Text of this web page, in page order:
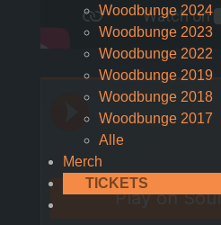
Woodbunge 2024
Woodbunge 2023
Woodbunge 2022
Woodbunge 2019
Woodbunge 2018
Woodbunge 2017
Alle
Merch
TICKETS